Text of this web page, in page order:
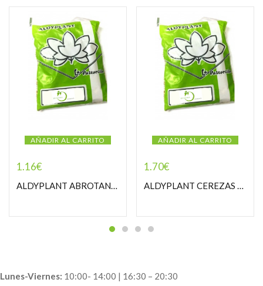
AÑADIR AL CARRITO
1.16€
ALDYPLANT ABROTANO MACHO PASTORCILLA
AÑADIR AL CARRITO
1.70€
ALDYPLANT CEREZAS RABOS PASTORCILLA
Lunes-Viernes: 10:00- 14:00 | 16:30 – 20:30